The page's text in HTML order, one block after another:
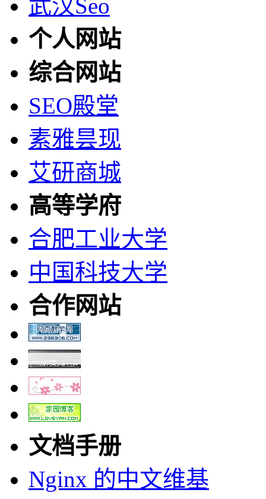
武汉Seo
个人网站
综合网站
SEO殿堂
素雅昙现
艾研商城
高等学府
合肥工业大学
中国科技大学
合作网站
文档手册
Nginx 的中文维基